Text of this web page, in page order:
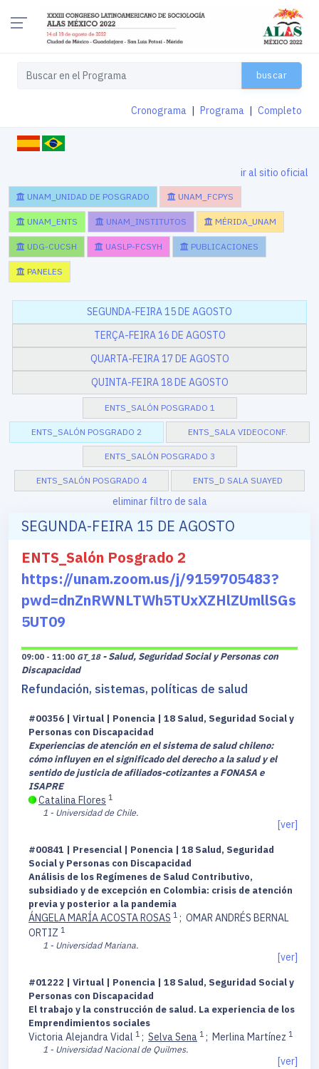
buscar
Cronograma Programa Completo
ir al sitio oficial
UNAM_UNIDAD DE POSGRADO UNAM_FCPYS
UNAM_ENTS UNAM_INSTITUTOS MÉRIDA_UNAM
UDG-CUCSH UASLP-FCSYH PUBLICACIONES
PANELES
SEGUNDA-FEIRA 15 DE AGOSTO
TERÇA-FEIRA 16 DE AGOSTO
QUARTA-FEIRA 17 DE AGOSTO
QUINTA-FEIRA 18 DE AGOSTO
ENTS_SALÓN POSGRADO 1
ENTS_SALÓN POSGRADO 2 ENTS_SALA VIDEOCONF.
ENTS_SALÓN POSGRADO 3
ENTS_SALÓN POSGRADO 4 ENTS_D SALA SUAYED
eliminar filtro de sala
SEGUNDA-FEIRA 15 DE AGOSTO
ENTS_Salón Posgrado 2
https://unam.zoom.us/j/9159705483?
pwd=dnZnRWNLTWh5TUxXZHlZUmllSGs
5UT09
09:00 - 11:00 GT_18 - Salud, Seguridad Social y Personas con
Discapacidad
Refundación, sistemas, políticas de salud
#00356 | Virtual | Ponencia | 18 Salud, Seguridad Social y
Personas con Discapacidad
Experiencias de atención en el sistema de salud chileno:
cómo influyen en el significado del derecho a la salud y el
sentido de justicia de afiliados-cotizantes a FONASA e
ISAPRE
Catalina Flores 1
1 - Universidad de Chile.
[ver]
#00841 | Presencial | Ponencia | 18 Salud, Seguridad
Social y Personas con Discapacidad
Análisis de los Regímenes de Salud Contributivo,
subsidiado y de excepción en Colombia: crisis de atención
previa y posterior a la pandemia
ÁNGELA MARÍA ACOSTA ROSAS 1 ; OMAR ANDRÉS BERNAL
ORTIZ 1
1 - Universidad Mariana.
[ver]
#01222 | Virtual | Ponencia | 18 Salud, Seguridad Social y
Personas con Discapacidad
El trabajo y la construcción de salud. La experiencia de los
Emprendimientos sociales
Victoria Alejandra Vidal 1 ; Selva Sena 1 ; Merlina Martínez 1
1 - Universidad Nacional de Quilmes.
[ver]